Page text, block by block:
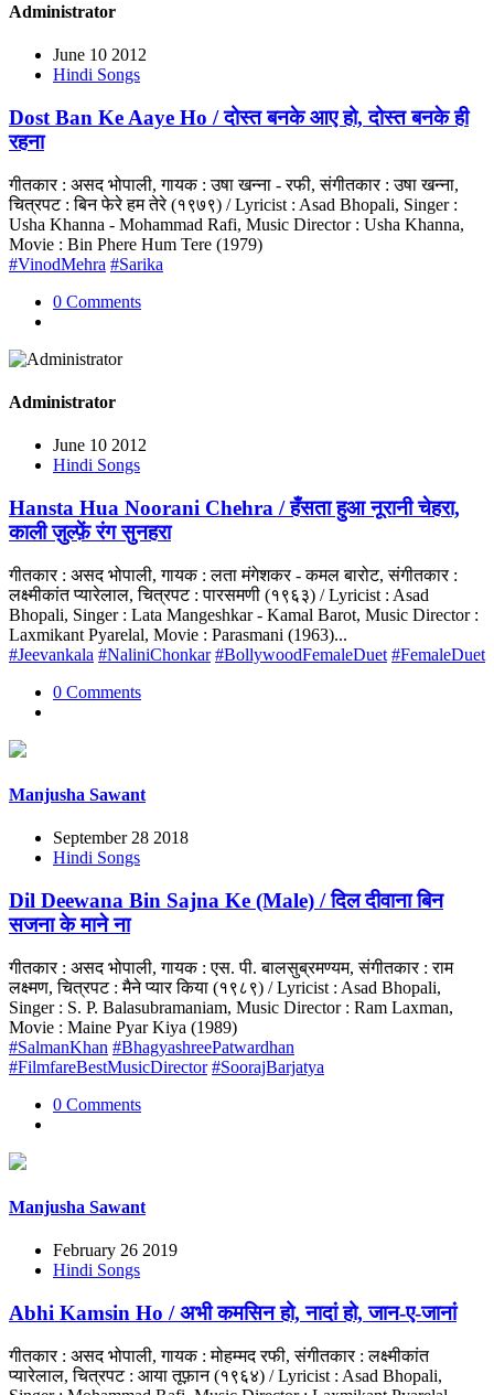
Administrator
June 10 2012
Hindi Songs
Dost Ban Ke Aaye Ho / दोस्त बनके आए हो, दोस्त बनके ही
रहना
गीतकार : असद भोपाली, गायक : उषा खन्ना - रफी, संगीतकार : उषा खन्ना,
चित्रपट : बिन फेरे हम तेरे (१९७९) / Lyricist : Asad Bhopali, Singer :
Usha Khanna - Mohammad Rafi, Music Director : Usha Khanna,
Movie : Bin Phere Hum Tere (1979)
#VinodMehra #Sarika
0 Comments
Administrator
June 10 2012
Hindi Songs
Hansta Hua Noorani Chehra / हँसता हुआ नूरानी चेहरा,
काली ज़ुल्फ़ें रंग सुनहरा
गीतकार : असद भोपाली, गायक : लता मंगेशकर - कमल बारोट, संगीतकार :
लक्ष्मीकांत प्यारेलाल, चित्रपट : पारसमणी (१९६३) / Lyricist : Asad
Bhopali, Singer : Lata Mangeshkar - Kamal Barot, Music Director :
Laxmikant Pyarelal, Movie : Parasmani (1963)...
#Jeevankala #NaliniChonkar #BollywoodFemaleDuet #FemaleDuet
0 Comments
Manjusha Sawant
September 28 2018
Hindi Songs
Dil Deewana Bin Sajna Ke (Male) / दिल दीवाना बिन
सजना के माने ना
गीतकार : असद भोपाली, गायक : एस. पी. बालसुब्रमण्यम, संगीतकार : राम
लक्ष्मण, चित्रपट : मैने प्यार किया (१९८९) / Lyricist : Asad Bhopali,
Singer : S. P. Balasubramaniam, Music Director : Ram Laxman,
Movie : Maine Pyar Kiya (1989)
#SalmanKhan #BhagyashreePatwardhan
#FilmfareBestMusicDirector #SoorajBarjatya
0 Comments
Manjusha Sawant
February 26 2019
Hindi Songs
Abhi Kamsin Ho / अभी कमसिन हो, नादां हो, जान-ए-जानां
गीतकार : असद भोपाली, गायक : मोहम्मद रफी, संगीतकार : लक्ष्मीकांत
प्यारेलाल, चित्रपट : आया तूफ़ान (१९६४) / Lyricist : Asad Bhopali,